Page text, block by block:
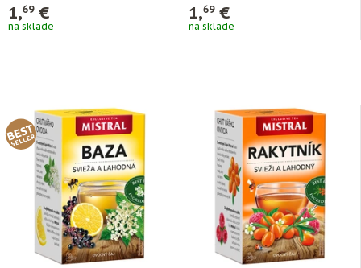
1,69€
na sklade
1,69€
na sklade